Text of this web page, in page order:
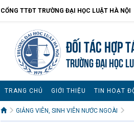
CỔNG TTĐT TRƯỜNG ĐẠI HỌC LUẬT HÀ NỘI
Đối tác hợp
TRƯỜNG ĐẠI HỌC
TRANG CHỦ GIỚI THIỆU TIN HOẠT
GIẢNG VIÊN, SINH VIÊN NƯỚC NGOÀI